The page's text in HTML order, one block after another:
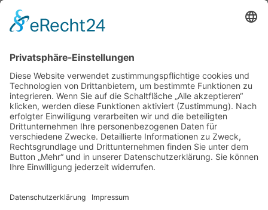
Battistella MAXI Teflon-Bügelsohle
34,95€
In den Warenkorb